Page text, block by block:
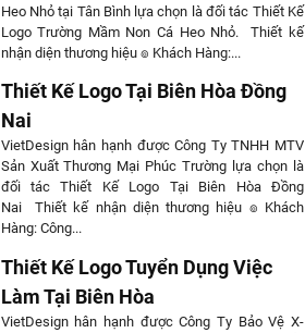
Heo Nhỏ tại Tân Bình lựa chọn là đối tác Thiết Kế
Logo Trường Mầm Non Cá Heo Nhỏ. Thiết kế
nhận diện thương hiệu ๏ Khách Hàng:...
Thiết Kế Logo Tại Biên Hòa Đồng
Nai
VietDesign hân hạnh được Công Ty TNHH MTV
Sản Xuất Thương Mại Phúc Trường lựa chọn là
đối tác Thiết Kế Logo Tại Biên Hòa Đồng
Nai Thiết kế nhận diện thương hiệu ๏ Khách
Hàng: Công...
Thiết Kế Logo Tuyển Dụng Việc
Làm Tại Biên Hòa
VietDesign hân hạnh được Công Ty Bảo Vệ X-